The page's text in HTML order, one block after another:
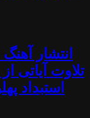
انتشار
استبداد